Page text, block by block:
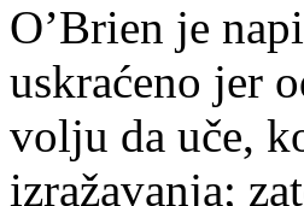
O’Brien je
uskraćeno jer
volju da uče,
izražavanja;